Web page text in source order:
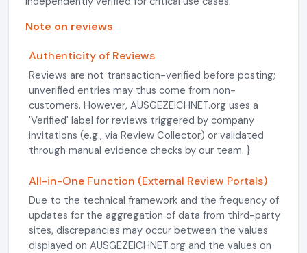
Note on reviews
Authenticity of Reviews
Reviews are not transaction-verified before posting;
unverified entries may thus come from non-
customers. However, AUSGEZEICHNET.org uses a
'Verified' label for reviews triggered by company
invitations (e.g., via Review Collector) or validated
through manual evidence checks by our team. }
All-in-One Function (External Review Portals)
Due to the technical framework and the frequency of
updates for the aggregation of data from third-party
sites, discrepancies may occur between the values
displayed on AUSGEZEICHNET.org and the values on